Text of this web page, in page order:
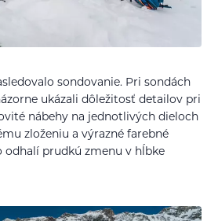
sondovanie. Pri sondách
ukázali dôležitosť detailov pri
nábehy na jednotlivých dieloch
zloženiu a výrazné farebné
odhalí prudkú zmenu v hĺbke